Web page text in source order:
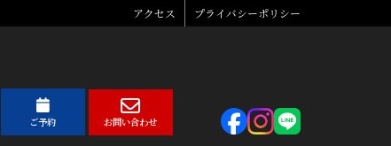
アクセス プライバシーポリシー
ご予約 お問い合わせ